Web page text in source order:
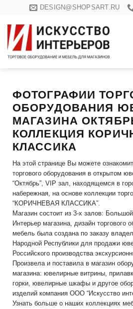
content
DESIGN@SHOPSART.RU
ФОТОГРАФИИ
ОБОРУДОВАНИЯ
МАГАЗИНА
КОЛЛЕКЦИЯ
КЛАССИКА
На этой странице Вы можете
торгового оборудования в открытом
“Октябрь”, VIP зал, находящемся в
набережная, на основе коллекции
“КОРИЧНЕВАЯ КЛАССИКА”.
Магазин состоит из 3-х залов:
Интерьер магазина, дизайн торгового
мебель была создана по заказу
Народной Республики для продажи
Российского производства
Произвела и поставила в магазин
магазина: ювелирные витрины,
горки, ювелирные шкафы и другое
изделий компания ООО “Искусство
Узнать больше о наших коллекциях